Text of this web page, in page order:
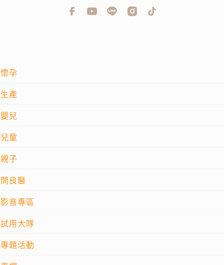
懷孕
生產
嬰兒
兒童
親子
問良醫
影音專區
試用大隊
專題活動